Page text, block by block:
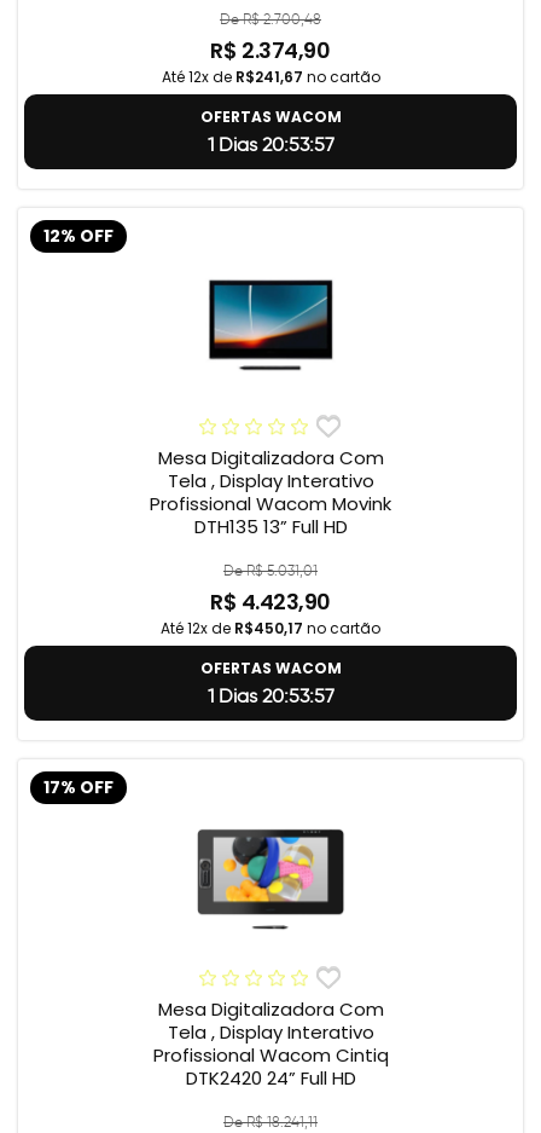
De R$ 2.700,48
R$ 2.374,90
Até 12x de R$241,67 no cartão
OFERTAS WACOM
1 Dias 20:53:56
12% OFF
Mesa Digitalizadora Com
Tela , Display Interativo
Profissional Wacom Movink
DTH135 13” Full HD
De R$ 5.031,01
R$ 4.423,90
Até 12x de R$450,17 no cartão
OFERTAS WACOM
1 Dias 20:53:56
17% OFF
Mesa Digitalizadora Com
Tela , Display Interativo
Profissional Wacom Cintiq
DTK2420 24” Full HD
De R$ 18.241,11